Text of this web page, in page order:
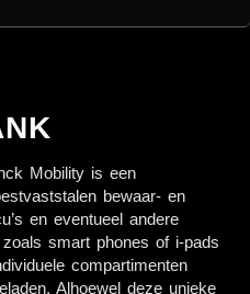
Mobility is een
bewaar- en
en eventueel andere
smart phones of i-pads
compartimenten
Alhoewel deze unieke